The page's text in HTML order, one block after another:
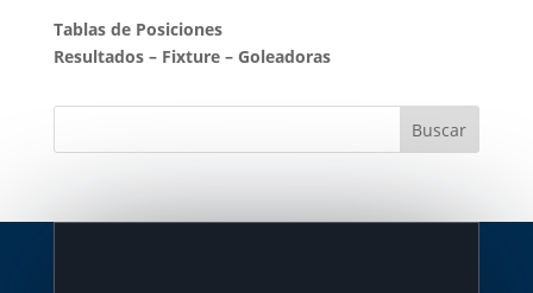
Tablas de Posiciones
Resultados– Fixture– Goleadoras